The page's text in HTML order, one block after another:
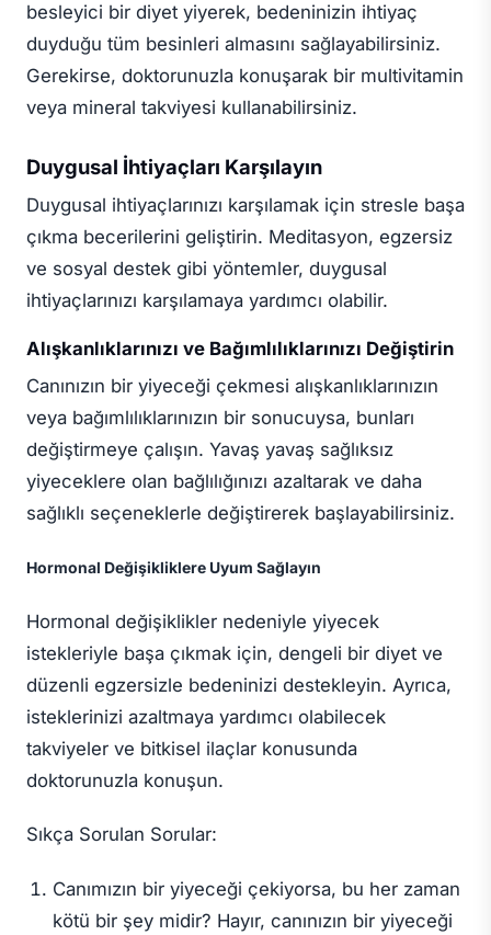
besleyici bir diyet yiyerek, bedeninizin ihtiyaç
duyduğu tüm besinleri almasını sağlayabilirsiniz.
Gerekirse, doktorunuzla konuşarak bir multivitamin
veya mineral takviyesi kullanabilirsiniz.
Duygusal İhtiyaçları Karşılayın
Duygusal ihtiyaçlarınızı karşılamak için stresle başa
çıkma becerilerini geliştirin. Meditasyon, egzersiz
ve sosyal destek gibi yöntemler, duygusal
ihtiyaçlarınızı karşılamaya yardımcı olabilir.
Alışkanlıklarınızı ve Bağımlılıklarınızı Değiştirin
Canınızın bir yiyeceği çekmesi alışkanlıklarınızın
veya bağımlılıklarınızın bir sonucuysa, bunları
değiştirmeye çalışın. Yavaş yavaş sağlıksız
yiyeceklere olan bağlılığınızı azaltarak ve daha
sağlıklı seçeneklerle değiştirerek başlayabilirsiniz.
Hormonal Değişikliklere Uyum Sağlayın
Hormonal değişiklikler nedeniyle yiyecek
istekleriyle başa çıkmak için, dengeli bir diyet ve
düzenli egzersizle bedeninizi destekleyin. Ayrıca,
isteklerinizi azaltmaya yardımcı olabilecek
takviyeler ve bitkisel ilaçlar konusunda
doktorunuzla konuşun.
Sıkça Sorulan Sorular:
Canımızın bir yiyeceği çekiyorsa, bu her zaman
kötü bir şey midir? Hayır, canınızın bir yiyeceği